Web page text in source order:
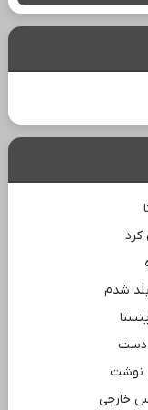
کرد
شدم
دست
نوشت
خارجی